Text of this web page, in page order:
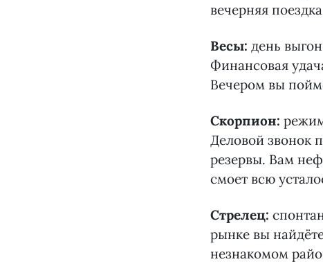
вечерняя
Весы: день
Финансовая
Вечером вы
Скорпион:
Деловой звонок
резервы. Вам
смоет всю
Стрелец:
рынке вы
незнакомом